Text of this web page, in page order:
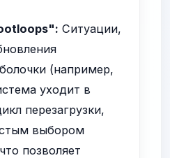
Ситуации,
(например,
уходит в
перезагрузки,
выбором
позволяет